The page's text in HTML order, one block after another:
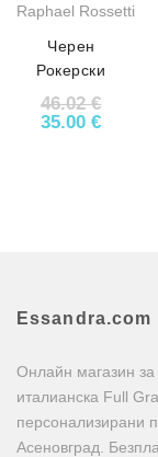
Raphael Rossetti
Черен
Рокерски
Колан от
Естествена
46.02€
Original price
35.00€
Essandra.com
Онлайн магазин
италианска Full
персонализирани
Асеновград.